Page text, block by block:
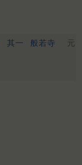
其一 般若寺
元